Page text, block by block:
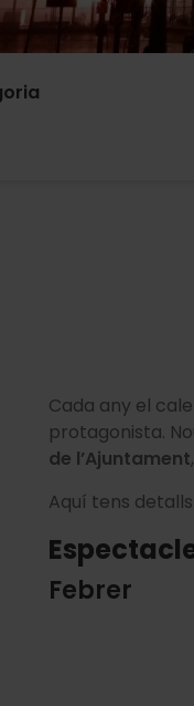
Cada any el
protagonista.
de l’Ajuntament
Aquí tens
Febrer